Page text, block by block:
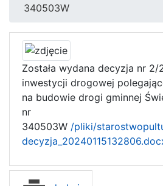
340503W
Została wydana decyzja nr
inwestycji drogowej
na budowie drogi gminnej
nr
340503W /pliki/